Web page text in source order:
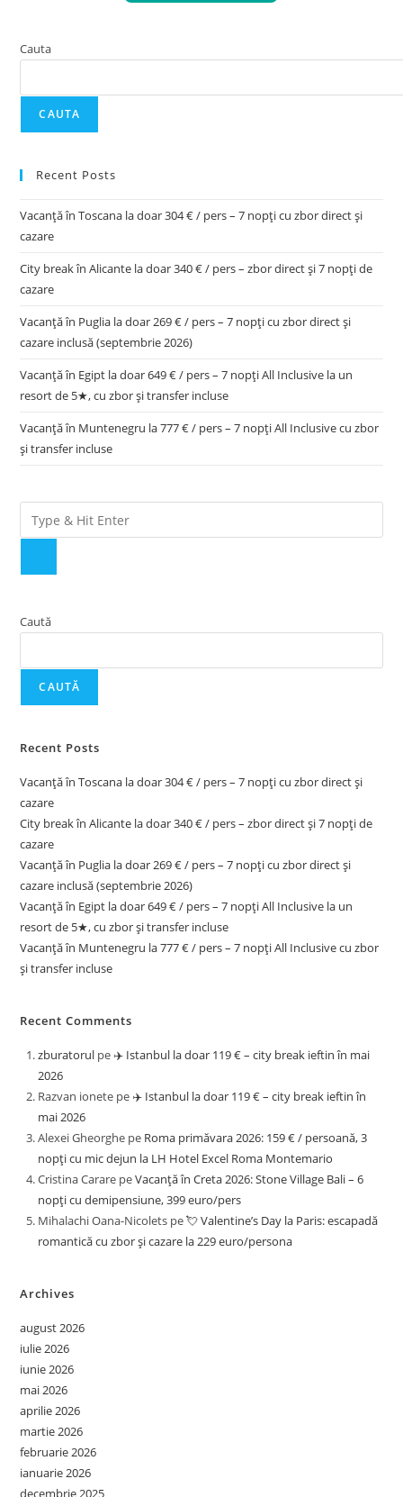
Cauta
CAUTA
Recent Posts
Vacanță în Toscana la doar 304 € / pers – 7 nopți cu zbor direct și
cazare
City break în Alicante la doar 340 € / pers – zbor direct și 7 nopți de
cazare
Vacanță în Puglia la doar 269 € / pers – 7 nopți cu zbor direct și
cazare inclusă (septembrie 2026)
Vacanță în Egipt la doar 649 € / pers – 7 nopți All Inclusive la un
resort de 5★, cu zbor și transfer incluse
Vacanță în Muntenegru la 777 € / pers – 7 nopți All Inclusive cu zbor
și transfer incluse
Caută
CAUTĂ
Recent Posts
Vacanță în Toscana la doar 304 € / pers – 7 nopți cu zbor direct și
cazare
City break în Alicante la doar 340 € / pers – zbor direct și 7 nopți de
cazare
Vacanță în Puglia la doar 269 € / pers – 7 nopți cu zbor direct și
cazare inclusă (septembrie 2026)
Vacanță în Egipt la doar 649 € / pers – 7 nopți All Inclusive la un
resort de 5★, cu zbor și transfer incluse
Vacanță în Muntenegru la 777 € / pers – 7 nopți All Inclusive cu zbor
și transfer incluse
Recent Comments
zburatorul pe ✈️ Istanbul la doar 119 € – city break ieftin în mai
2026
Razvan ionete pe ✈️ Istanbul la doar 119 € – city break ieftin în
mai 2026
Alexei Gheorghe pe Roma primăvara 2026: 159 € / persoană, 3
nopți cu mic dejun la LH Hotel Excel Roma Montemario
Cristina Carare peVacanță în Creta 2026: Stone Village Bali – 6
nopți cu demipensiune, 399 euro/pers
Mihalachi Oana-Nicolets pe💘 Valentine’s Day la Paris: escapadă
romantică cu zbor și cazare la 229 euro/persona
Archives
august 2026
iulie 2026
iunie 2026
mai 2026
aprilie 2026
martie 2026
februarie 2026
ianuarie 2026
decembrie 2025